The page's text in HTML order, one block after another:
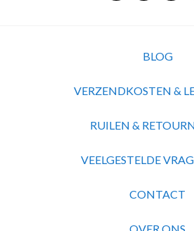
BLOG
VERZENDKOSTEN &
RUILEN &
VEELGESTELDE
CONTACT